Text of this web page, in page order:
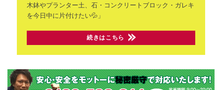
木鉢やプランター土、石・コンクリートブロック・ガレキ
を今日中に片付けたい💦」
続きはこちら